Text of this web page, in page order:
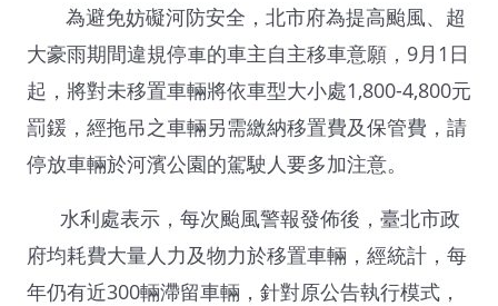
為避免妨礙河防安全，北市府為提高颱風、超
大豪雨期間違規停車的車主自主移車意願，9月1日
起，將對未移置車輛將依車型大小處1,800-4,800元
罰鍰，經拖吊之車輛另需繳納移置費及保管費，請
停放車輛於河濱公園的駕駛人要多加注意。
水利處表示，每次颱風警報發佈後，臺北市政
府均耗費大量人力及物力於移置車輛，經統計，每
年仍有近300輛滯留車輛，針對原公告執行模式，